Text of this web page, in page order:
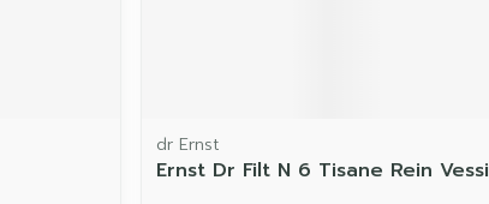
dr Ernst
Ernst Dr Filt N 6 Tisane Rein Vessi